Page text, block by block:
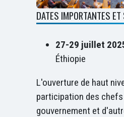
DATES IMPORTANTES
27-29 juillet
Éthiopie
L'ouverture de haut
participation des
gouvernement et